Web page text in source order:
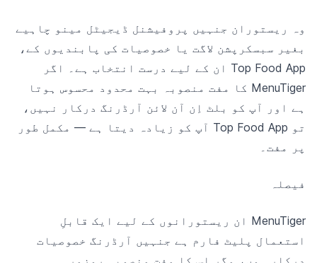
وہ ریستوران جنہیں پروفیشنل ڈیجیٹل مینو چاہیے
بغیر سبسکرپشن لاگت یا خصوصیات کی پابندیوں کے،
Top Food App ان کے لیے درست انتخاب ہے۔ اگر
MenuTiger کا مفت منصوبہ بہت محدود محسوس ہوتا
ہے اور آپ کو بلٹ اِن آن لائن آرڈرنگ درکار نہیں،
تو Top Food App آپ کو زیادہ دیتا ہے — مکمل طور
پر مفت۔
فیصلہ
MenuTiger ان ریستورانوں کے لیے ایک قابلِ
استعمال پلیٹ فارم ہے جنہیں آرڈرنگ خصوصیات
درکار ہوں، مگر اس کا مفت منصوبہ روزمرہ